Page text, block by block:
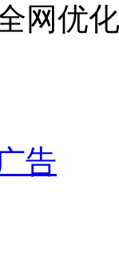
网优
告